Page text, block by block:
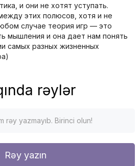
и они не хотят уступать.
этих полюсов, хотя и не
случае теория игр — это
мышления и она дает нам понять
самых разных жизненных
rəylər
rəy yazmayıb. Birinci olun!
Rəy yazın